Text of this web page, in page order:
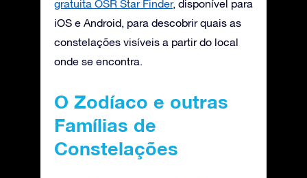
gratuita OSR Star Finder, disponível para
iOS e Android, para descobrir quais as
constelações visíveis a partir do local
onde se encontra.
O Zodíaco e outras
Famílias de
Constelações